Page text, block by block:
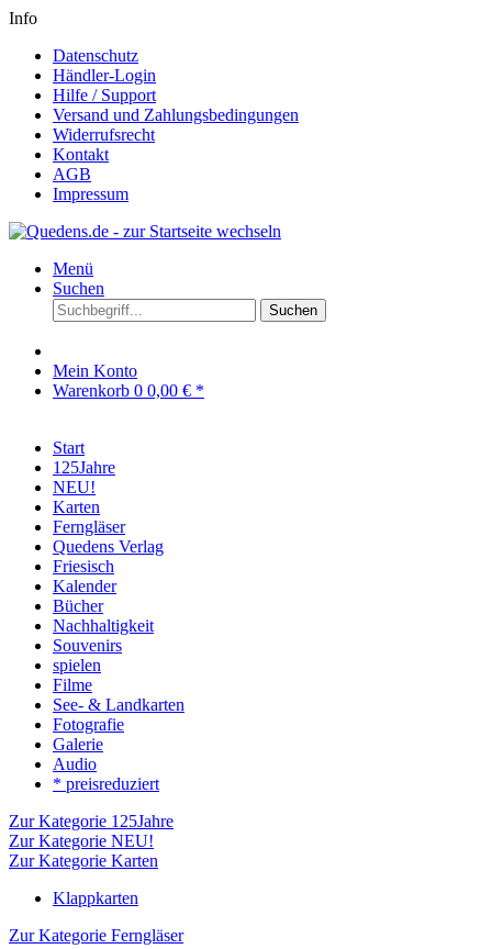
Info
Datenschutz
Händler-Login
Hilfe / Support
Versand und Zahlungsbedingungen
Widerrufsrecht
Kontakt
AGB
Impressum
Menü
Suchen
Suchen
Mein Konto
Warenkorb 0 0,00 € *
Start
125Jahre
NEU!
Karten
Ferngläser
Quedens Verlag
Friesisch
Kalender
Bücher
Nachhaltigkeit
Souvenirs
spielen
Filme
See- & Landkarten
Fotografie
Galerie
Audio
* preisreduziert
Zur Kategorie 125Jahre
Zur Kategorie NEU!
Zur Kategorie Karten
Klappkarten
Zur Kategorie Ferngläser